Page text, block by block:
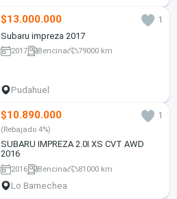
$13.000.000
1
Subaru impreza 2017
2017 Bencina 79000 km
Pudahuel
$10.890.000 1
(Rebajado 4%)
SUBARU IMPREZA 2.0I XS CVT AWD
2016
2016 Bencina 81000 km
Lo Barnechea